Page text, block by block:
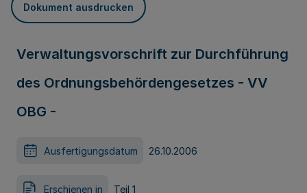
Dokument ausdrucken
Verwaltungsvorschrift zur Durchführung
des Ordnungsbehördengesetzes - VV
OBG -
Ausfertigungsdatum 26.10.2006
Erschienen in Teil 1